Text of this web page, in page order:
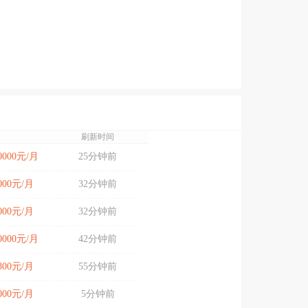
刷新时间
元/月 25分钟前
元/月 32分钟前
元/月 32分钟前
元/月 42分钟前
元/月 55分钟前
元/月 5分钟前